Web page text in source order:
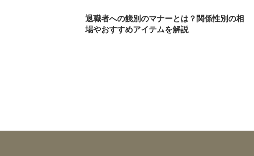
退職者への餞別のマナーとは？関係性別の相
場やおすすめアイテムを解説